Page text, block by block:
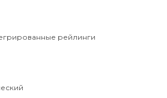
рейлинги